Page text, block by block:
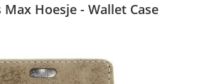
Max Hoesje - Wallet Case